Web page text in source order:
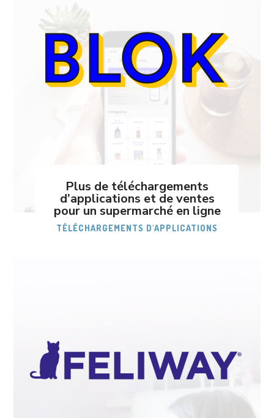
Plus de téléchargements
d’applications et de ventes
pour un supermarché en ligne
TÉLÉCHARGEMENTS D'APPLICATIONS